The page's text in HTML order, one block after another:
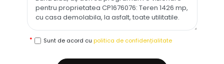
Sunt de acord cu politica de confidențialitate